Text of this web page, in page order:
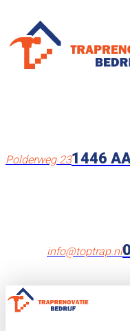
Polderweg 231446
info@toptrap.nl